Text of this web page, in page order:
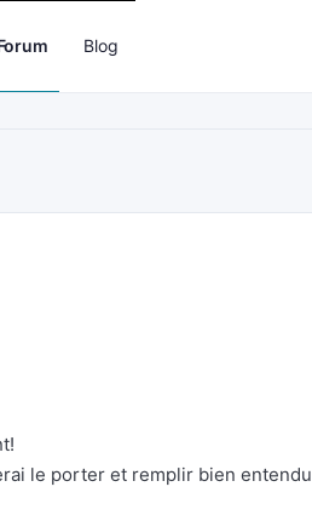
Blog
le porter et remplir bien entendu